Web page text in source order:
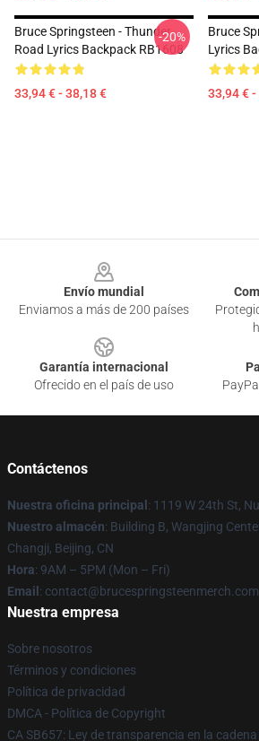
Bruce Springsteen - Thunder
Road Lyrics Backpack RB1608
33,94 € - 38,18 €
-20%
Bruce
Lyrics
33,94 €
Envío mundial
Enviamos a más de 200 países
Garantía internacional
Ofrecido en el país de uso
Contáctenos
Nuestra oficina principal : 1119 W 24th St,
Nuestro almacén: Building B, Wangjing
Changji, Beijing, CN
Hora: 9AM – 5PM (Mon – Fri)
Email : contact@brucespringsteenmerch.com
Nuestra empresa
Sobre nosotros
Términos y condiciones
Política de privacidad
DMCA - Política de Copyright
CA SB657: Ley de transparencia en la